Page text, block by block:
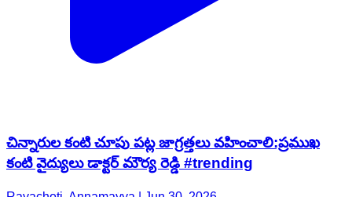
చిన్నారుల కంటి చూపు పట్ల జాగ్రత్తలు వహించాలి:ప్రముఖ
కంటి వైద్యులు డాక్టర్ మౌర్య రెడ్డి #trending